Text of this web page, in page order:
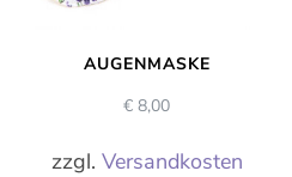
AUGENMASKE
€ 8,00
zzgl. Versandkosten